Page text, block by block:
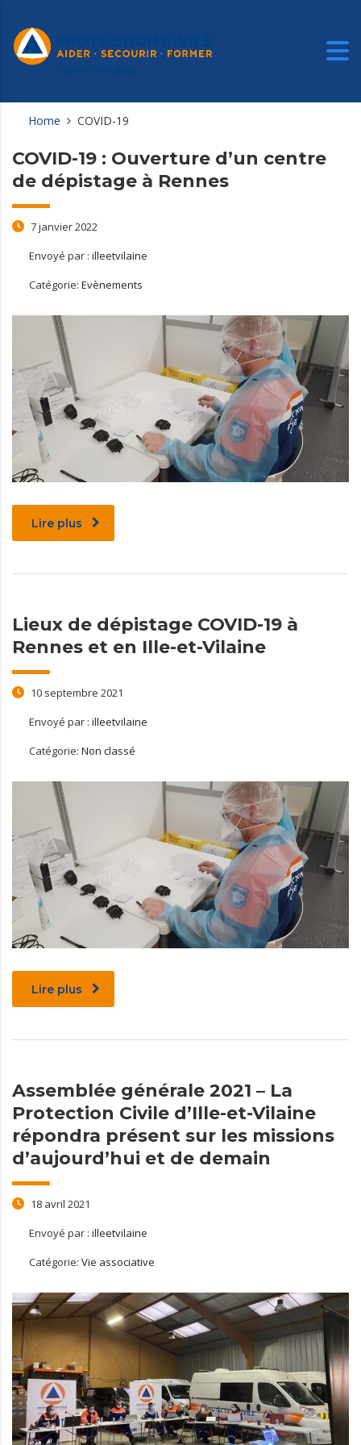
Home COVID-19
COVID-19 : Ouverture d’un centre
de dépistage à Rennes
7 janvier 2022
Envoyé par : illeetvilaine
Catégorie: Evènements
Lire plus
Lieux de dépistage COVID-19 à
Rennes et en Ille-et-Vilaine
10 septembre 2021
Envoyé par : illeetvilaine
Catégorie: Non classé
Lire plus
Assemblée générale 2021 – La
Protection Civile d’Ille-et-Vilaine
répondra présent sur les missions
d’aujourd’hui et de demain
18 avril 2021
Envoyé par : illeetvilaine
Catégorie: Vie associative